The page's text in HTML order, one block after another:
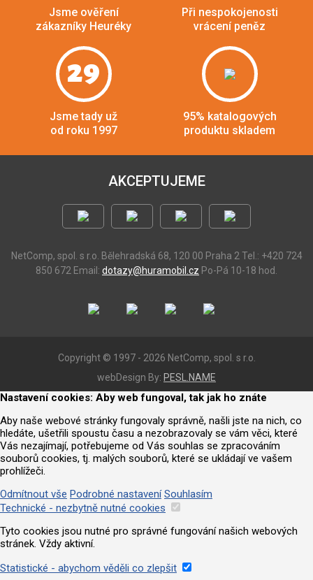
Jsme ověření
zákazníky Heuréky
Při nespokojenosti
vrácení peněz
29
Jsme tady už
od roku 1997
95% katalogových
produktu skladem
AKCEPTUJEME
NetComp, spol. s r.o. Bělehradská 68, 120 00 Praha 2 Tel.: +420 724
850 672 Email: dotazy@huramobil.cz Po-Pá 10-18 hod.
Copyright © 1997 - 2026 NetComp, spol. s r.o.
webDesign By: PESL.NAME
Nastavení cookies: Aby web fungoval, tak jak ho znáte
Aby naše webové stránky fungovaly správně, našli jste na nich, co
hledáte, ušetřili spoustu času a nezobrazovaly se vám věci, které
Vás nezajímají, potřebujeme od Vás souhlas se zpracováním
souborů cookies, tj. malých souborů, které se ukládají ve vašem
prohlížeči.
Odmítnout vše Podrobné nastavení Souhlasím
Technické - nezbytně nutné cookies
Tyto cookies jsou nutné pro správné fungování našich webových
stránek. Vždy aktivní.
Statistické - abychom věděli co zlepšit